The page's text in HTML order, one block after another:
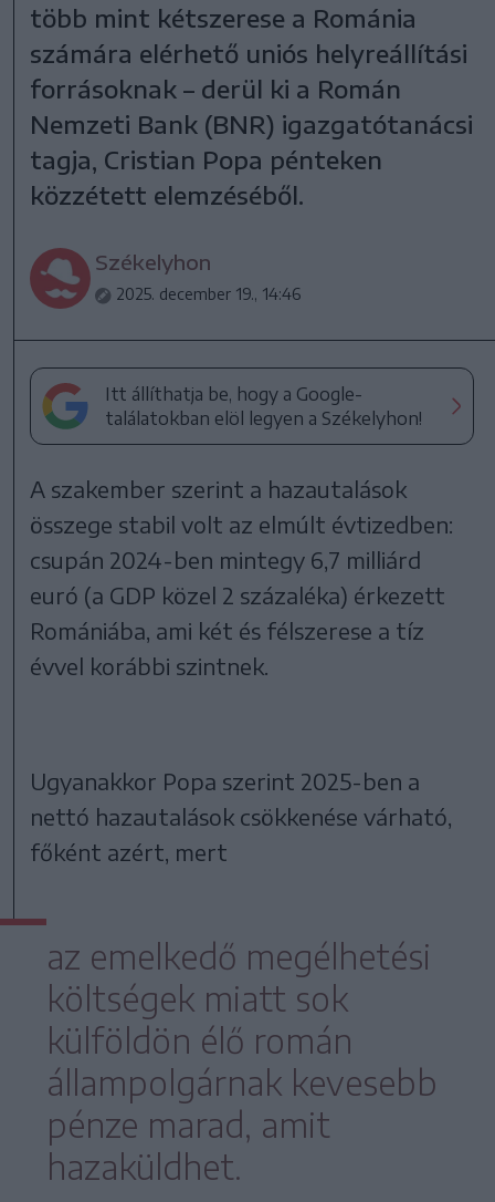
több mint kétszerese a Románia
számára elérhető uniós helyreállítási
forrásoknak – derül ki a Román
Nemzeti Bank (BNR) igazgatótanácsi
tagja, Cristian Popa pénteken
közzétett elemzéséből.
Székelyhon
2025. december 19., 14:46
Itt állíthatja be, hogy a Google-
találatokban elöl legyen a Székelyhon!
A szakember szerint a hazautalások
összege stabil volt az elmúlt évtizedben:
csupán 2024-ben mintegy 6,7 milliárd
euró (a GDP közel 2 százaléka) érkezett
Romániába, ami két és félszerese a tíz
évvel korábbi szintnek.
Ugyanakkor Popa szerint 2025-ben a
nettó hazautalások csökkenése várható,
főként azért, mert
az emelkedő megélhetési
költségek miatt sok
külföldön élő román
állampolgárnak kevesebb
pénze marad, amit
hazaküldhet.